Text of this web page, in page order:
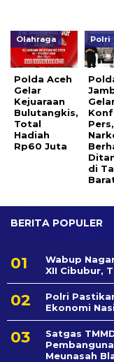
Olahraga
Polda Aceh
Gelar
Kejuaraan
Bulutangkis,
Total
Hadiah
Rp60 Juta
Polri
di
BERITA POPULER
Wabup
XII Cibubur,
Polri
Ekonomi
Satgas
Meunasah